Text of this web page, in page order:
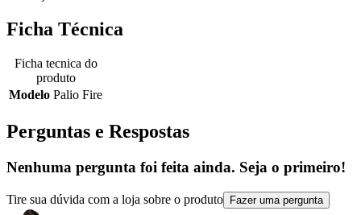
Ficha Técnica
Ficha tecnica do
produto
Modelo Palio Fire
Perguntas e Respostas
Nenhuma pergunta foi feita ainda. Seja o primeiro!
Tire sua dúvida com a loja sobre o produto Fazer uma pergunta